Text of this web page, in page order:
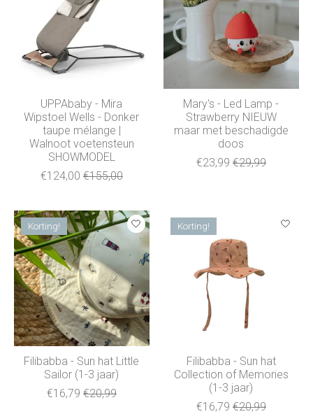
UPPAbaby - Mira
Wipstoel Wells - Donker
taupe mélange |
Walnoot voetensteun
SHOWMODEL
€124,00 €155,00
Mary's - Led Lamp -
Strawberry NIEUW
maar met beschadigde
doos
€23,99 €29,99
Korting!
Filibabba - Sun hat Little
Sailor (1-3 jaar)
€16,79 €20,99
Korting!
Filibabba - Sun hat
Collection of Memories
(1-3 jaar)
€16,79 €20,99